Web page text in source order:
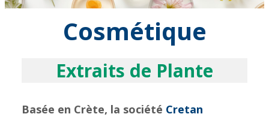
Cosmétique
Extraits de Plante
Basée en Crète, la société Cretan